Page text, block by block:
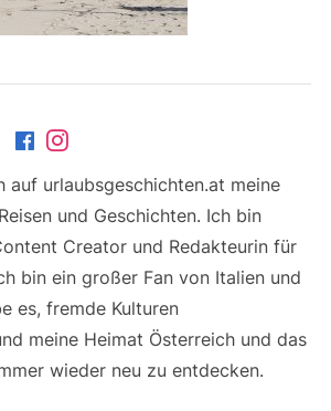
auf urlaubsgeschichten.at meine
und Geschichten. Ich bin
Creator und Redakteurin für
bin ein großer Fan von Italien und
es, fremde Kulturen
meine Heimat Österreich und das
wieder neu zu entdecken.